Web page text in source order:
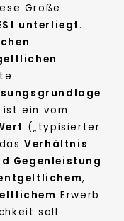
Größe
unterliegt.
ein vom
(„typisierter
dasVerhältnis
Gegenleistung
,
Erwerb
soll